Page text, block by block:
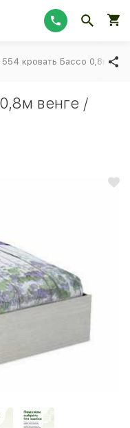
554 кровать Бассо 0,8м
венге /